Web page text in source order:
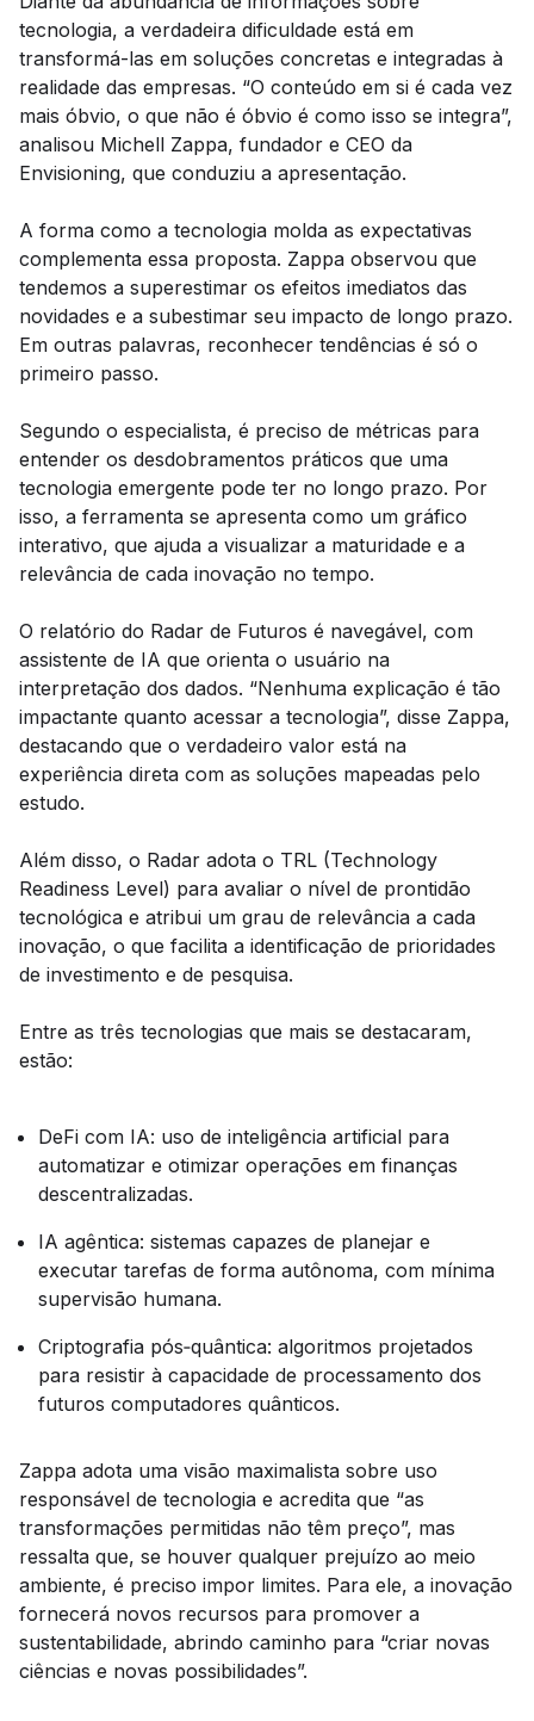
tecnologia, a verdadeira dificuldade está em
transformá-las em soluções concretas e integradas à
realidade das empresas. “O conteúdo em si é cada vez
mais óbvio, o que não é óbvio é como isso se integra”,
analisou Michell Zappa, fundador e CEO da
Envisioning, que conduziu a apresentação.
A forma como a tecnologia molda as expectativas
complementa essa proposta. Zappa observou que
tendemos a superestimar os efeitos imediatos das
novidades e a subestimar seu impacto de longo prazo.
Em outras palavras, reconhecer tendências é só o
primeiro passo.
Segundo o especialista, é preciso de métricas para
entender os desdobramentos práticos que uma
tecnologia emergente pode ter no longo prazo. Por
isso, a ferramenta se apresenta como um gráfico
interativo, que ajuda a visualizar a maturidade e a
relevância de cada inovação no tempo.
O relatório do Radar de Futuros é navegável, com
assistente de IA que orienta o usuário na
interpretação dos dados. “Nenhuma explicação é tão
impactante quanto acessar a tecnologia”, disse Zappa,
destacando que o verdadeiro valor está na
experiência direta com as soluções mapeadas pelo
estudo.
Além disso, o Radar adota o TRL (Technology
Readiness Level) para avaliar o nível de prontidão
tecnológica e atribui um grau de relevância a cada
inovação, o que facilita a identificação de prioridades
de investimento e de pesquisa.
Entre as três tecnologias que mais se destacaram,
estão:
DeFi com IA: uso de inteligência artificial para
automatizar e otimizar operações em finanças
descentralizadas.
IA agêntica: sistemas capazes de planejar e
executar tarefas de forma autônoma, com mínima
supervisão humana.
Criptografia pós‑quântica: algoritmos projetados
para resistir à capacidade de processamento dos
futuros computadores quânticos.
Zappa adota uma visão maximalista sobre uso
responsável de tecnologia e acredita que “as
transformações permitidas não têm preço”, mas
ressalta que, se houver qualquer prejuízo ao meio
ambiente, é preciso impor limites. Para ele, a inovação
fornecerá novos recursos para promover a
sustentabilidade, abrindo caminho para “criar novas
ciências e novas possibilidades”.